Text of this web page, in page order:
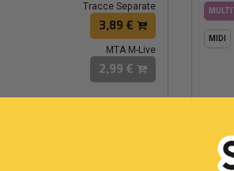
Tracce Separate
3,89 €
MTA M-Live
2,99 €
MIDI
BPM: